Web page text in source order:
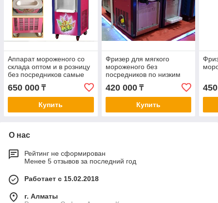
Аппарат мороженого со
склада оптом и в розницу
без посредников самые
низкие цены!
650 000 ₸
Купить
Фризер для мягкого
мороженого без
посредников по низким
420 000₸
Купить
О нас
Рейтинг не сформирован
Менее 5 отзывов за последний год
Работает с 15.02.2018
г. Алматы